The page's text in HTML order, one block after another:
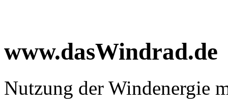
www.dasWindrad.de
Nutzung der Windenergie